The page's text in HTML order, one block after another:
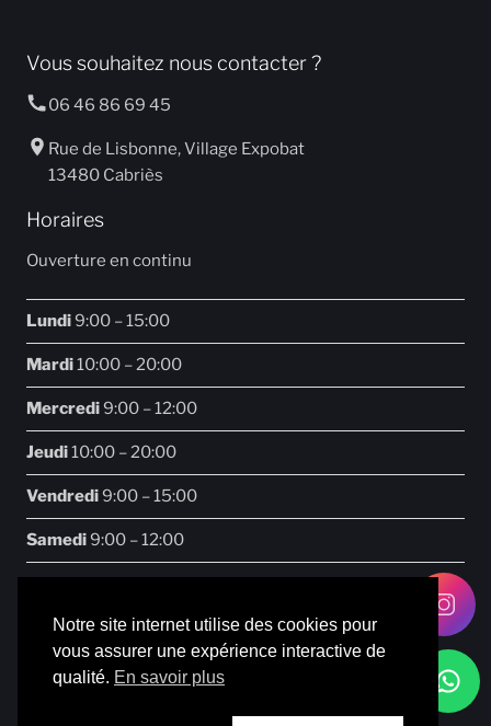
Vous souhaitez nous contacter ?
06 46 86 69 45
Rue de Lisbonne, Village Expobat
13480 Cabriès
Horaires
Ouverture en continu
Lundi9:00 – 15:00
Mardi10:00 – 20:00
Mercredi9:00 – 12:00
Jeudi10:00 – 20:00
Vendredi9:00 – 15:00
Samedi9:00 – 12:00
FacebookInstagram
Notre site internet utilise des cookies pour
vous assurer une expérience interactive de
qualité. En savoir plus